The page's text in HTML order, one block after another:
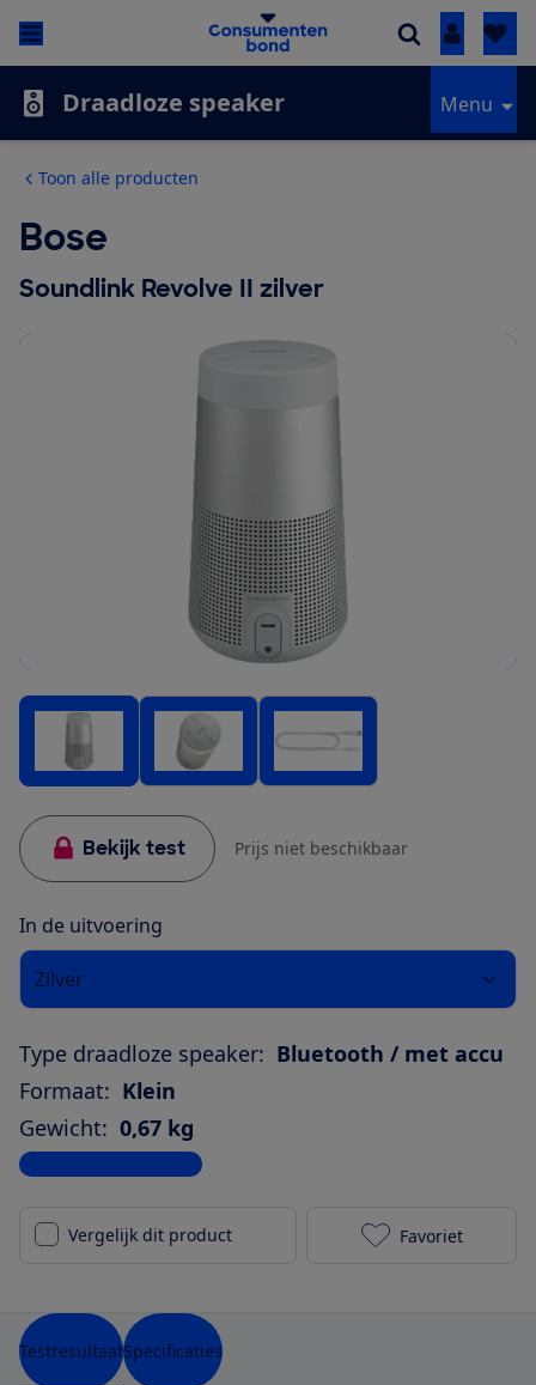
Inloggen
Draadloze speaker Menu
Toon alle producten
Bose
Soundlink Revolve II zilver
Bekijk test Prijs niet beschikbaar
In de uitvoering
Zilver
Type draadloze speaker: Bluetooth / met accu
Formaat: Klein
Gewicht: 0,67 kg
Bekijk alle specificaties
Vergelijk dit product Bose
Favoriet
TestresultaatSpecificaties